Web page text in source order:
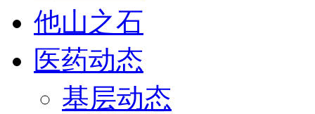
他山之石
医药动态
基层动态